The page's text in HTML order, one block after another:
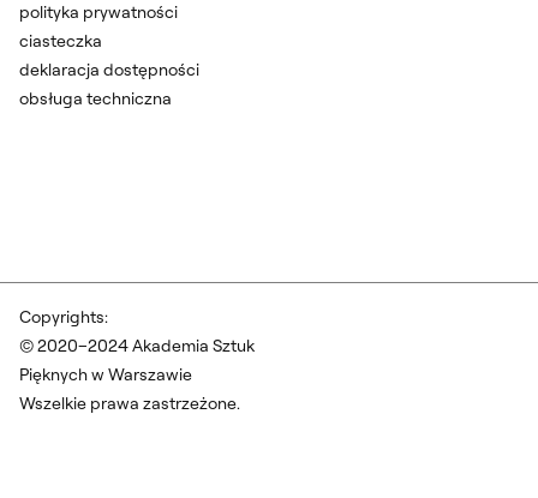
Copyrights:
© 2020–2024 Akademia Sztuk
Pięknych w Warszawie
Wszelkie prawa zastrzeżone.
polityka prywatności
ciasteczka
deklaracja dostępności
obsługa techniczna